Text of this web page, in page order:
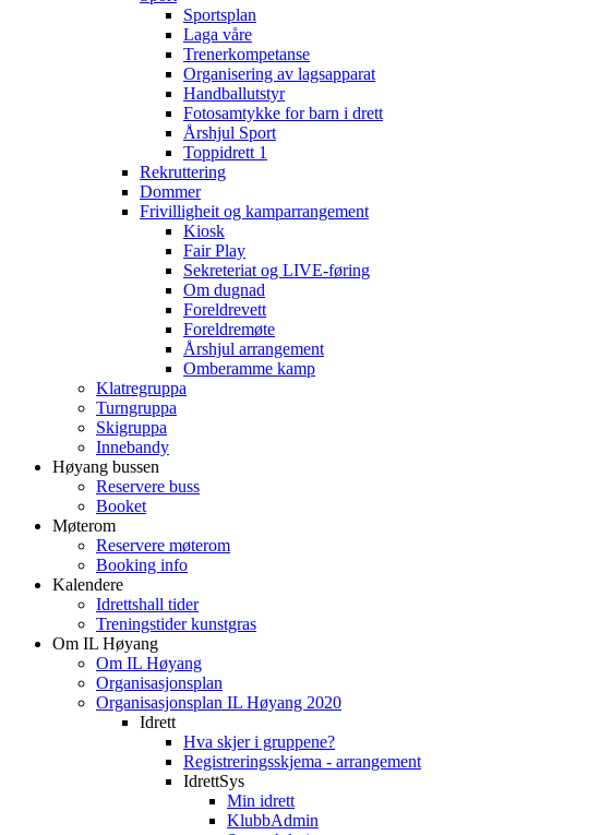
Sportsplan
Laga våre
Trenerkompetanse
Organisering av lagsapparat
Handballutstyr
Fotosamtykke for barn i drett
Årshjul Sport
Toppidrett 1
Rekruttering
Dommer
Frivilligheit og kamparrangement
Kiosk
Fair Play
Sekreteriat og LIVE-føring
Om dugnad
Foreldrevett
Foreldremøte
Årshjul arrangement
Omberamme kamp
Klatregruppa
Turngruppa
Skigruppa
Innebandy
Høyang bussen
Reservere buss
Booket
Møterom
Reservere møterom
Booking info
Kalendere
Idrettshall tider
Treningstider kunstgras
Om IL Høyang
Om IL Høyang
Organisasjonsplan
Organisasjonsplan IL Høyang 2020
Idrett
Hva skjer i gruppene?
Registreringsskjema - arrangement
IdrettSys
Min idrett
KlubbAdmin